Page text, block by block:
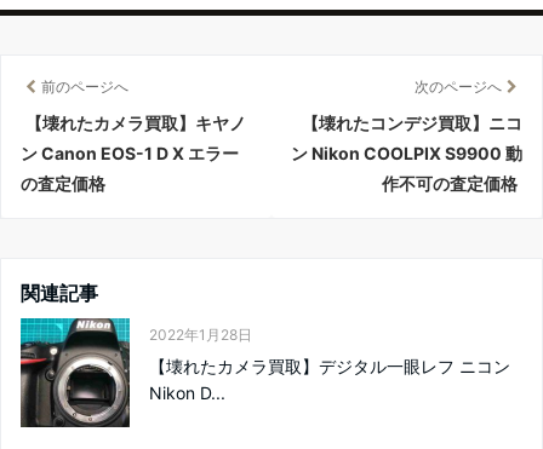
前のページへ
【壊れたカメラ買取】キヤノ
ン Canon EOS-1 D X エラー
の査定価格
次のページへ
【壊れたコンデジ買取】ニコ
ン Nikon COOLPIX S9900 動
作不可の査定価格
関連記事
2022年1月28日
【壊れたカメラ買取】デジタル一眼レフ ニコン
Nikon D...